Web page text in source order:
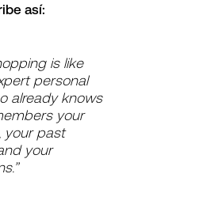
así:
is like
personal
already knows
your
your past
your